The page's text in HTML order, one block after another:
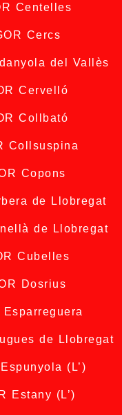
Centelles
Cercs
del Vallès
Cervelló
Collbató
Collsuspina
Copons
de Llobregat
de Llobregat
Cubelles
Dosrius
de Llobregat
(L’)
Estany (L’)